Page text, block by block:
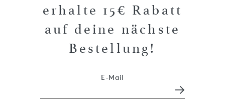
erhalte 15€ Rabatt
auf deine nächste
Bestellung!
E-Mail